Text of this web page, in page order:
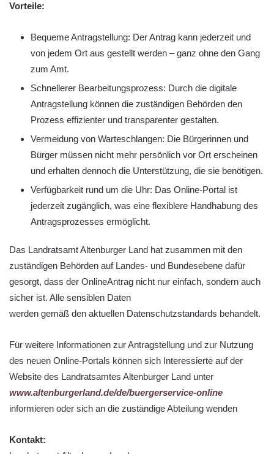
Vorteile:
Bequeme Antragstellung: Der Antrag kann jederzeit und
von jedem Ort aus gestellt werden – ganz ohne den Gang
zum Amt.
Schnellerer Bearbeitungsprozess: Durch die digitale
Antragstellung können die zuständigen Behörden den
Prozess effizienter und transparenter gestalten.
Vermeidung von Warteschlangen: Die Bürgerinnen und
Bürger müssen nicht mehr persönlich vor Ort erscheinen
und erhalten dennoch die Unterstützung, die sie benötigen.
Verfügbarkeit rund um die Uhr: Das Online-Portal ist
jederzeit zugänglich, was eine flexiblere Handhabung des
Antragsprozesses ermöglicht.
Das Landratsamt Altenburger Land hat zusammen mit den
zuständigen Behörden auf Landes- und Bundesebene dafür
gesorgt, dass der OnlineAntrag nicht nur einfach, sondern auch
sicher ist. Alle sensiblen Daten
werden gemäß den aktuellen Datenschutzstandards behandelt.
Für weitere Informationen zur Antragstellung und zur Nutzung
des neuen Online-Portals können sich Interessierte auf der
Website des Landratsamtes Altenburger Land unter
www.altenburgerland.de/de/buergerservice-online
informieren oder sich an die zuständige Abteilung wenden
Kontakt: